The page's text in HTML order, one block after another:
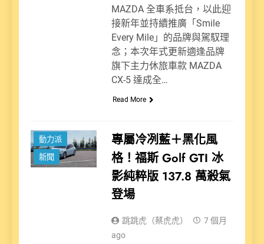
MAZDA 全車系抵台，以此迎
接新年並持續推廣「Smile
Every Mile」的品牌與駕馭理
念；本次年式更新適逢品牌
旗下主力休旅車款 MAZDA
CX-5 達成全…
Read More
動力派
新聞
專屬冷冽藍＋黑化風
格！福斯 Golf GTI 冰
影純粹版 137.8 萬殺氣
登場
跳跳虎（蔡虎虎）
7 個月
ago